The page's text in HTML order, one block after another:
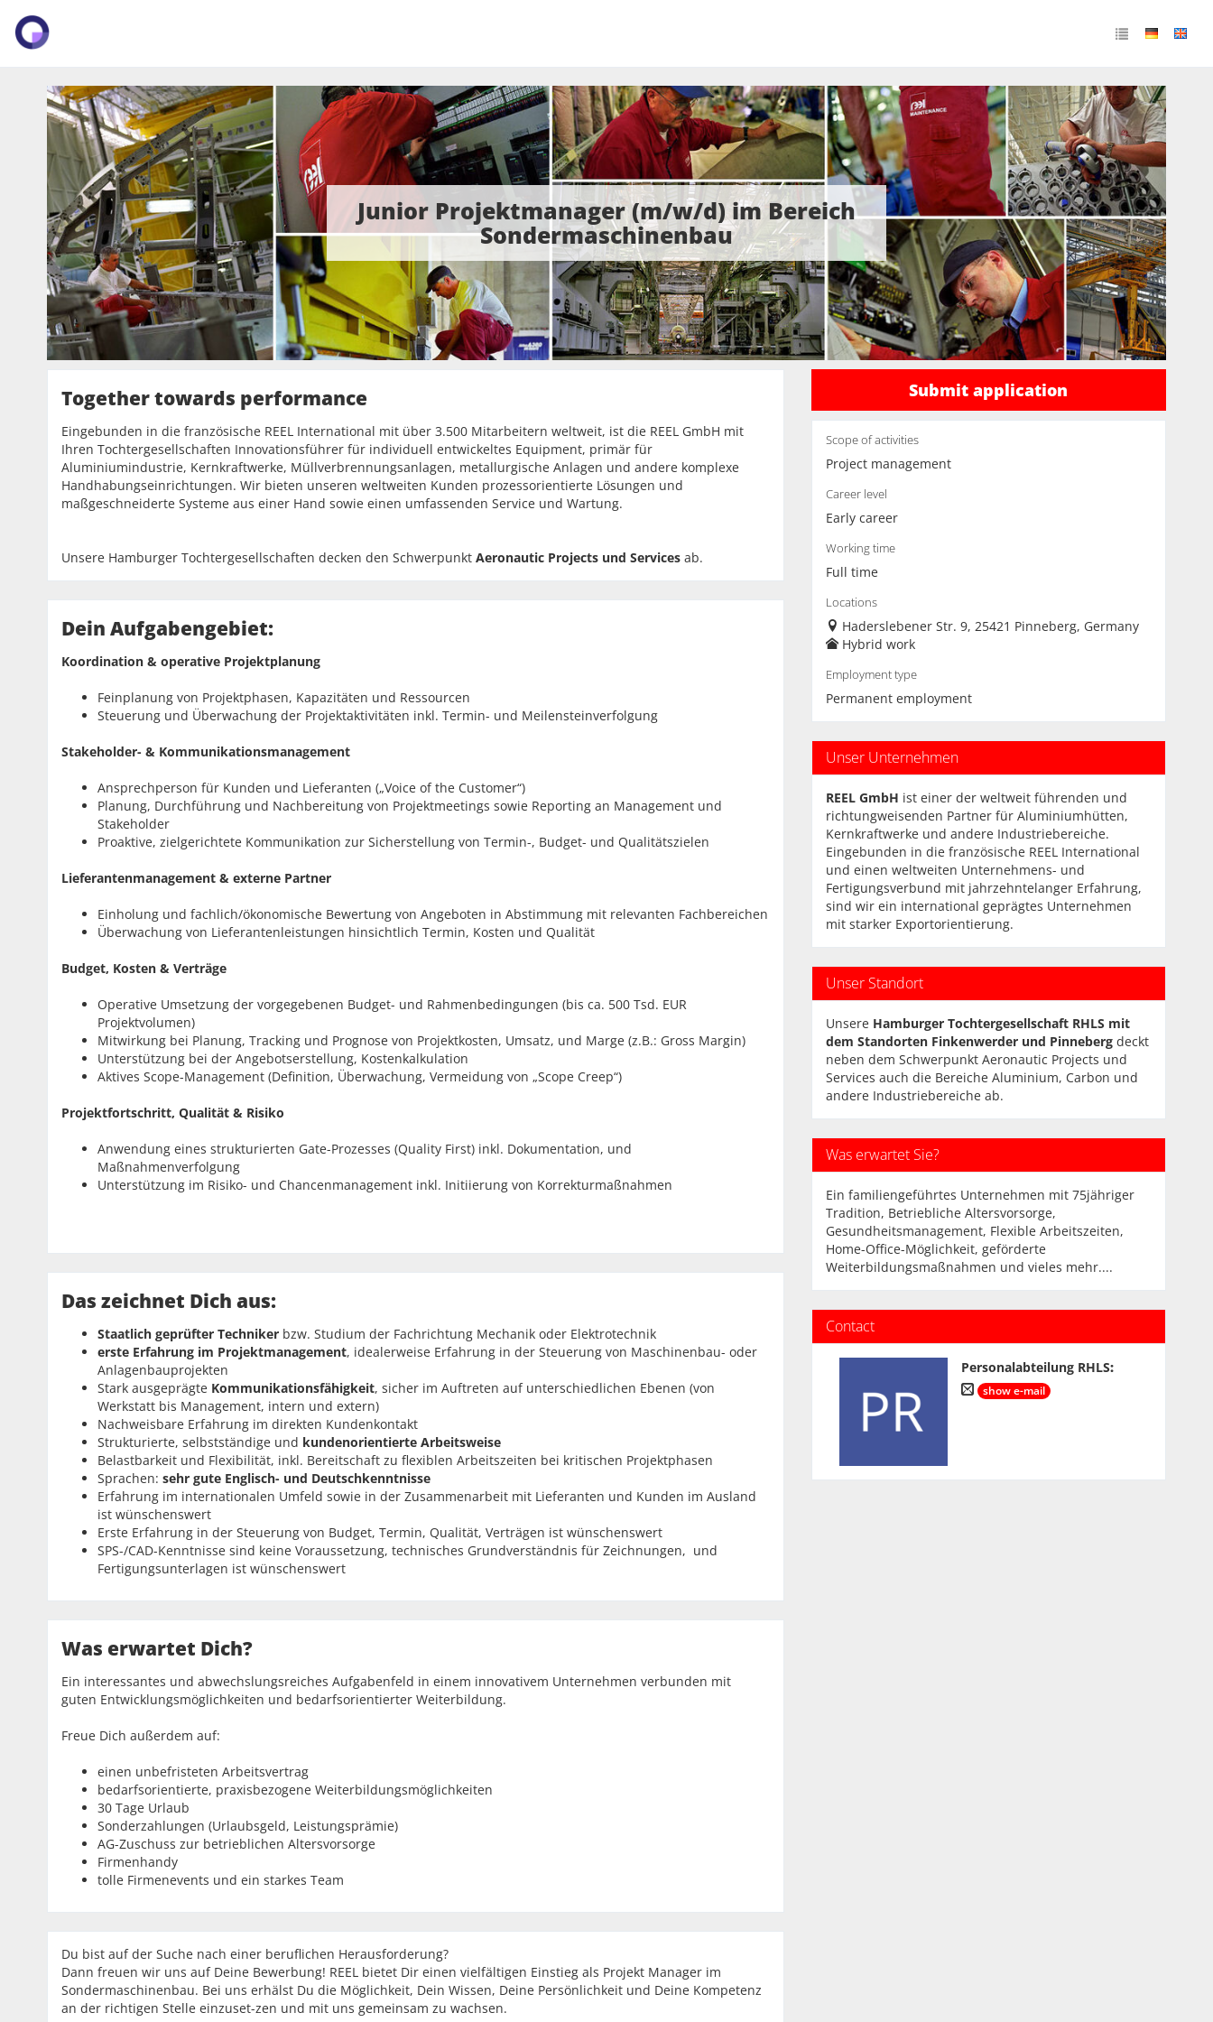
Junior Projektmanager (m/w/d) im Bereich
Sondermaschinenbau
Together towards performance
Eingebunden in die französische REEL International mit über 3.500 Mitarbeitern weltweit, ist die REEL GmbH mit
Ihren Tochtergesellschaften Innovationsführer für individuell entwickeltes Equipment, primär für
Aluminiumindustrie, Kernkraftwerke, Müllverbrennungsanlagen, metallurgische Anlagen und andere komplexe
Handhabungseinrichtungen. Wir bieten unseren weltweiten Kunden prozessorientierte Lösungen und
maßgeschneiderte Systeme aus einer Hand sowie einen umfassenden Service und Wartung.
Unsere Hamburger Tochtergesellschaften decken den Schwerpunkt Aeronautic Projects und Services ab.
Dein Aufgabengebiet:
Koordination & operative Projektplanung
Feinplanung von Projektphasen, Kapazitäten und Ressourcen
Steuerung und Überwachung der Projektaktivitäten inkl. Termin- und Meilensteinverfolgung
Stakeholder- & Kommunikationsmanagement
Ansprechperson für Kunden und Lieferanten („Voice of the Customer“)
Planung, Durchführung und Nachbereitung von Projektmeetings sowie Reporting an Management und
Stakeholder
Proaktive, zielgerichtete Kommunikation zur Sicherstellung von Termin-, Budget- und Qualitätszielen
Lieferantenmanagement & externe Partner
Einholung und fachlich/ökonomische Bewertung von Angeboten in Abstimmung mit relevanten Fachbereichen
Überwachung von Lieferantenleistungen hinsichtlich Termin, Kosten und Qualität
Budget, Kosten & Verträge
Operative Umsetzung der vorgegebenen Budget- und Rahmenbedingungen (bis ca. 500 Tsd. EUR
Projektvolumen)
Mitwirkung bei Planung, Tracking und Prognose von Projektkosten, Umsatz, und Marge (z.B.: Gross Margin)
Unterstützung bei der Angebotserstellung, Kostenkalkulation
Aktives Scope-Management (Definition, Überwachung, Vermeidung von „Scope Creep“)
Projektfortschritt, Qualität & Risiko
Anwendung eines strukturierten Gate-Prozesses (Quality First) inkl. Dokumentation, und
Maßnahmenverfolgung
Unterstützung im Risiko- und Chancenmanagement inkl. Initiierung von Korrekturmaßnahmen
Das zeichnet Dich aus:
Staatlich geprüfter Techniker bzw. Studium der Fachrichtung Mechanik oder Elektrotechnik
erste Erfahrung im Projektmanagement, idealerweise Erfahrung in der Steuerung von Maschinenbau- oder
Anlagenbauprojekten
Stark ausgeprägte Kommunikationsfähigkeit, sicher im Auftreten auf unterschiedlichen Ebenen (von
Werkstatt bis Management, intern und extern)
Nachweisbare Erfahrung im direkten Kundenkontakt
Strukturierte, selbstständige und kundenorientierte Arbeitsweise
Belastbarkeit und Flexibilität, inkl. Bereitschaft zu flexiblen Arbeitszeiten bei kritischen Projektphasen
Sprachen: sehr gute Englisch- und Deutschkenntnisse
Erfahrung im internationalen Umfeld sowie in der Zusammenarbeit mit Lieferanten und Kunden im Ausland
ist wünschenswert
Erste Erfahrung in der Steuerung von Budget, Termin, Qualität, Verträgen ist wünschenswert
SPS-/CAD-Kenntnisse sind keine Voraussetzung, technisches Grundverständnis für Zeichnungen, und
Fertigungsunterlagen ist wünschenswert
Was erwartet Dich?
Ein interessantes und abwechslungsreiches Aufgabenfeld in einem innovativem Unternehmen verbunden mit
guten Entwicklungsmöglichkeiten und bedarfsorientierter Weiterbildung.
Freue Dich außerdem auf:
einen unbefristeten Arbeitsvertrag
bedarfsorientierte, praxisbezogene Weiterbildungsmöglichkeiten
30 Tage Urlaub
Sonderzahlungen (Urlaubsgeld, Leistungsprämie)
AG-Zuschuss zur betrieblichen Altersvorsorge
Firmenhandy
tolle Firmenevents und ein starkes Team
Du bist auf der Suche nach einer beruflichen Herausforderung?
Dann freuen wir uns auf Deine Bewerbung! REEL bietet Dir einen vielfältigen Einstieg als Projekt Manager im
Sondermaschinenbau. Bei uns erhälst Du die Möglichkeit, Dein Wissen, Deine Persönlichkeit und Deine Kompetenz
an der richtigen Stelle einzuset-zen und mit uns gemeinsam zu wachsen.
Submit application
Scope of activities
Project management
Career level
Early career
Working time
Full time
Locations
Haderslebener Str. 9, 25421 Pinneberg, Germany
Hybrid work
Employment type
Permanent employment
Unser Unternehmen
REEL GmbH ist einer der weltweit führenden und
richtungweisenden Partner für Aluminiumhütten,
Kernkraftwerke und andere Industriebereiche.
Eingebunden in die französische REEL International
und einen weltweiten Unternehmens- und
Fertigungsverbund mit jahrzehntelanger Erfahrung,
sind wir ein international geprägtes Unternehmen
mit starker Exportorientierung.
Unser Standort
Unsere Hamburger Tochtergesellschaft RHLS mit
dem Standorten Finkenwerder und Pinnebergdeckt
neben dem Schwerpunkt Aeronautic Projects und
Services auch die Bereiche Aluminium, Carbon und
andere Industriebereiche ab.
Was erwartet Sie?
Ein familiengeführtes Unternehmen mit 75jähriger
Tradition, Betriebliche Altersvorsorge,
Gesundheitsmanagement, Flexible Arbeitszeiten,
Home-Office-Möglichkeit, geförderte
Weiterbildungsmaßnahmen und vieles mehr....
Contact
Personalabteilung RHLS:
show e-mail